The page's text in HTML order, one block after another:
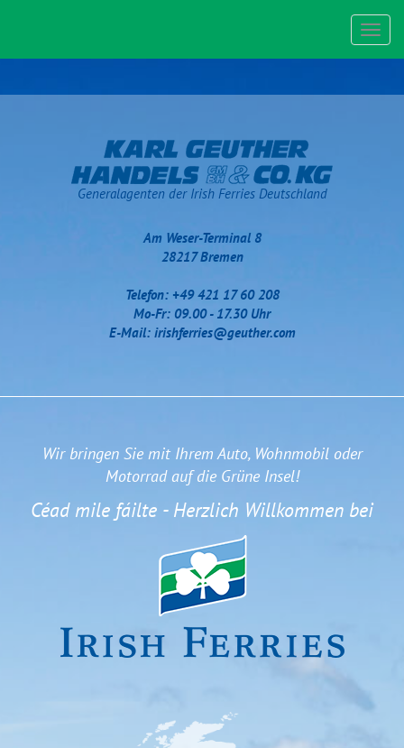
Generalagenten der Irish Ferries Deutschland
Am Weser-Terminal 8
28217 Bremen
Telefon: +49 421 17 60 208
Mo-Fr: 09.00 - 17.30 Uhr
E-Mail: irishferries@geuther.com
Wir bringen Sie mit Ihrem Auto, Wohnmobil oder
Motorrad auf die Grüne Insel!
Céad mile fáilte - Herzlich Willkommen bei